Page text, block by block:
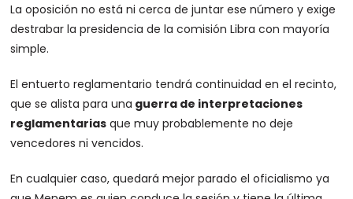
La oposición no está ni cerca de juntar ese número y exige
destrabar la presidencia de la comisión Libra con mayoría
simple.
El entuerto reglamentario tendrá continuidad en el recinto,
que se alista para una guerra de interpretaciones
reglamentarias que muy probablemente no deje
vencedores ni vencidos.
En cualquier caso, quedará mejor parado el oficialismo ya